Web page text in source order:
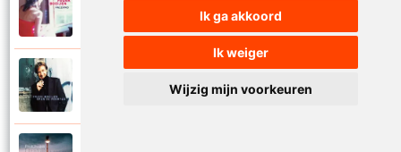
Ik ga akkoord
Ik weiger
Wijzig mijn voorkeuren
Open de poorten